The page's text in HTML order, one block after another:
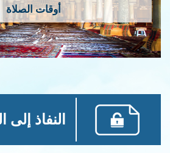
أوقات الصلاة
النفاذ إلى المعلومة